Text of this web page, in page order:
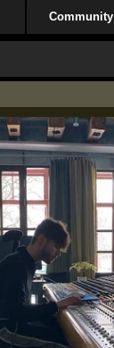
Community